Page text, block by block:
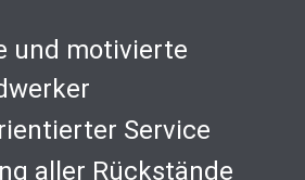
und motivierte
Service
aller Rückstände